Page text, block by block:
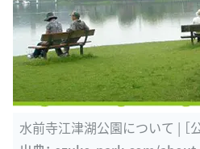
水前寺江津湖公園について | ［